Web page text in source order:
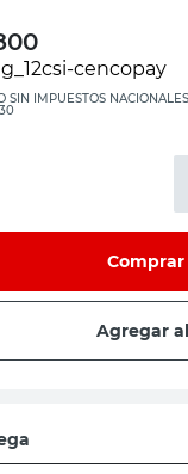
SIN IMPUESTOS
Comprar
Agregar